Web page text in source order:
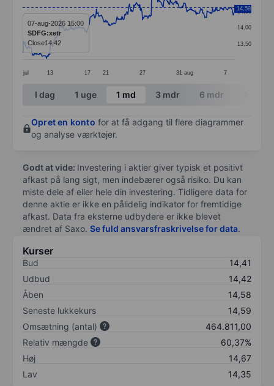
Line chart with 391 data points.
The chart has 1 X axis displaying categories.
The chart has 1 Y axis displaying values. Data
jul 13 17 21 27 31 aug 7
13,50
14,00
14,50
14,59
07-aug-2026 15:00
SDFG:xetr
Close14,42
End of interactive chart.
I dag 1 uge 1 md 3 mdr 6 mdr
Opret en konto for at få adgang til flere diagrammer
og analyse værktøjer.
Godt at vide: Investering i aktier giver typisk et positivt
afkast på lang sigt, men indebærer også risiko. Du kan
miste dele af eller hele din investering. Tidligere data for
denne aktie er ikke en pålidelig indikator for fremtidige
afkast. Data fra eksterne udbydere er ikke blevet
ændret af Saxo. Se fuld ansvarsfraskrivelse for data.
Kurser
Bud
14,41
Udbud
14,42
Åben
14,58
Seneste lukkekurs
14,59
Omsætning (antal)
464.811,00
Relativ mængde
60,37%
Høj
14,67
Lav
14,35